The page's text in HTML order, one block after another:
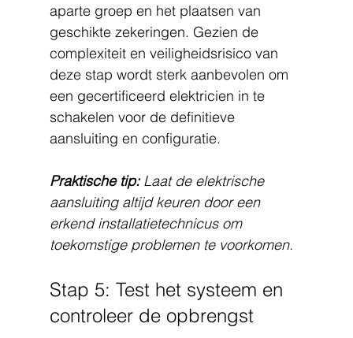
aparte groep en het plaatsen van
geschikte zekeringen. Gezien de
complexiteit en veiligheidsrisico van
deze stap wordt sterk aanbevolen om
een gecertificeerd elektricien in te
schakelen voor de definitieve
aansluiting en configuratie.
Praktische tip: Laat de elektrische
aansluiting altijd keuren door een
erkend installatietechnicus om
toekomstige problemen te voorkomen.
Stap 5: Test het systeem en
controleer de opbrengst